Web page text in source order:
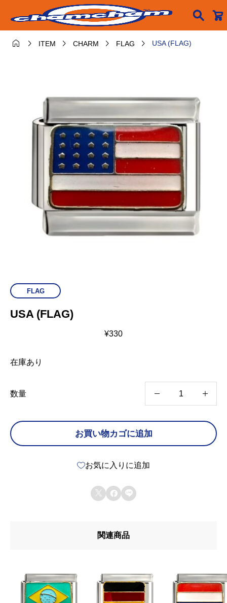

  ITEM  CHARM  FLAG  USA (FLAG)
FLAG
USA (FLAG)
¥330
在庫あり
数量
S
A
お買い物カゴに追加
お気に入りに追加
  
関連商品